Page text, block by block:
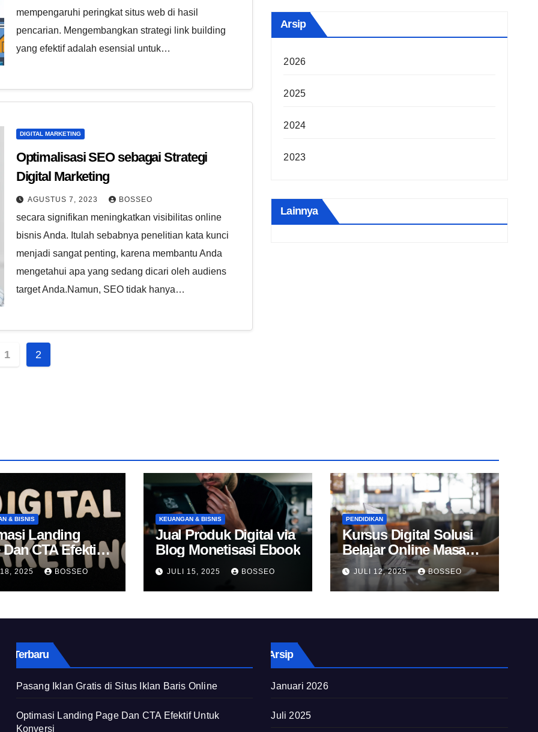
mempengaruhi peringkat situs web di hasil
pencarian. Mengembangkan strategi link building
yang efektif adalah esensial untuk…
DIGITAL MARKETING
Optimalisasi SEO sebagai Strategi
Digital Marketing
AGUSTUS 7, 2023 BOSSEO
secara signifikan meningkatkan visibilitas online
bisnis Anda. Itulah sebabnya penelitian kata kunci
menjadi sangat penting, karena membantu Anda
mengetahui apa yang sedang dicari oleh audiens
target Anda.Namun, SEO tidak hanya…
1 2
Arsip
2026
2025
2024
2023
Lainnya
& BISNIS
Landing
Dan CTA Efektif
Konversi
2025 BOSSEO
KEUANGAN & BISNIS
Jual Produk Digital via
Blog Monetisasi Ebook
JULI 15, 2025 BOSSEO
PENDIDIKAN
Kursus Digital Solusi
Belajar Online Masa
KiniJULI 12, 2025 BOSSEO
Terbaru
Pasang Iklan Gratis di Situs Iklan Baris Online
Optimasi Landing Page Dan CTA Efektif Untuk
Konversi
Arsip
Januari 2026
Juli 2025